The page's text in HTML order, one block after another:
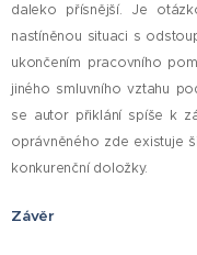
daleko přísnější. Je
nastíněnou situaci s
ukončením pracovního
jiného smluvního vztahu
se autor přiklání spíše k
oprávněného zde existuje
konkurenční doložky.
Závěr